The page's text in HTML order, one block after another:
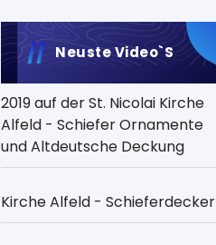
Neuste Video`s
2019 auf der St. Nicolai Kirche
Alfeld - Schiefer Ornamente
und Altdeutsche Deckung
Kirche Alfeld - Schieferdecker